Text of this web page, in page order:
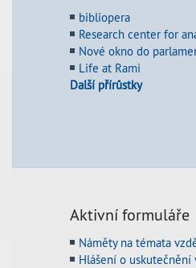
bibliopera
Research center for
Nové okno do
Life at Rami
Další přírůstky
Aktivní formuláře
Náměty na témata
Hlášení o